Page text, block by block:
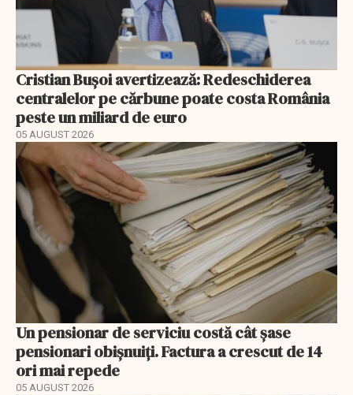
Cristian Bușoi avertizează: Redeschiderea
centralelor pe cărbune poate costa România
peste un miliard de euro
05 AUGUST 2026
Un pensionar de serviciu costă cât șase
pensionari obișnuiți. Factura a crescut de 14
ori mai repede
05 AUGUST 2026